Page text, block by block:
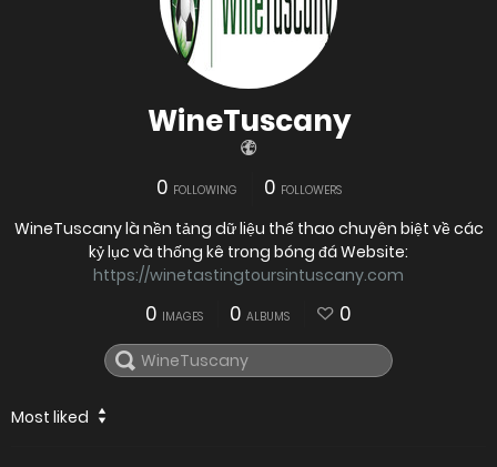
WineTuscany
0 FOLLOWING 0 FOLLOWERS
WineTuscany là nền tảng dữ liệu thể thao chuyên biệt về các
kỷ lục và thống kê trong bóng đá Website:
https://winetastingtoursintuscany.com
0 IMAGES 0 ALBUMS 0
Most liked